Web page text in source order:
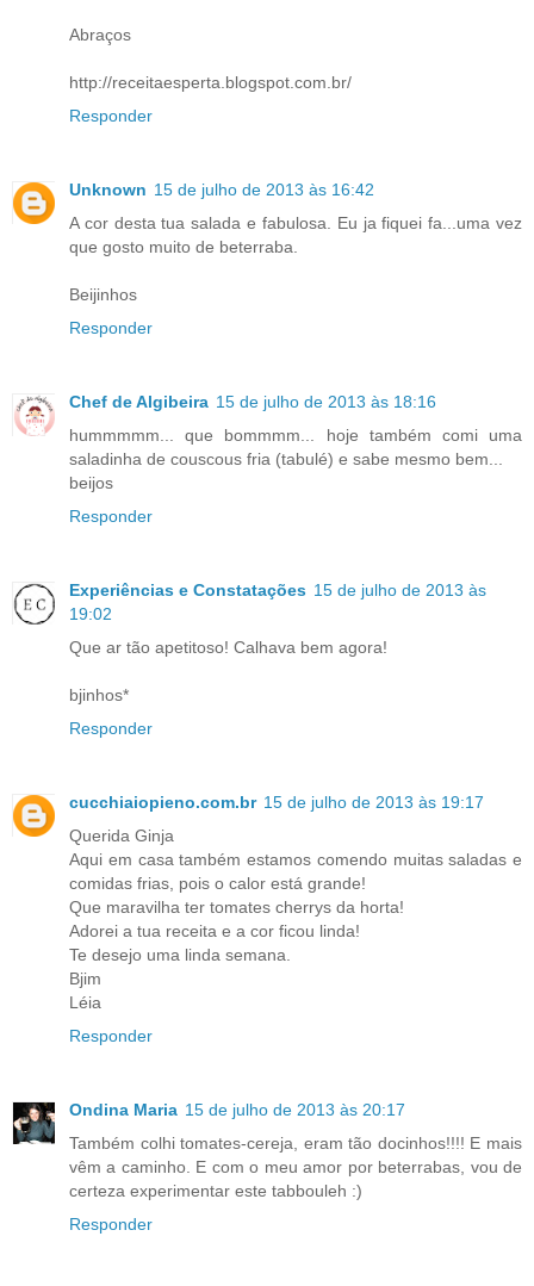
Abraços
http://receitaesperta.blogspot.com.br/
Responder
Unknown 15 de julho de 2013 às 16:42
A cor desta tua salada e fabulosa. Eu ja fiquei fa...uma vez
que gosto muito de beterraba.
Beijinhos
Responder
Chef de Algibeira 15 de julho de 2013 às 18:16
hummmmm... que bommmm... hoje também comi uma
saladinha de couscous fria (tabulé) e sabe mesmo bem...
beijos
Responder
Experiências e Constatações 15 de julho de 2013 às
19:02
Que ar tão apetitoso! Calhava bem agora!
bjinhos*
Responder
cucchiaiopieno.com.br 15 de julho de 2013 às 19:17
Querida Ginja
Aqui em casa também estamos comendo muitas saladas e
comidas frias, pois o calor está grande!
Que maravilha ter tomates cherrys da horta!
Adorei a tua receita e a cor ficou linda!
Te desejo uma linda semana.
Bjim
Léia
Responder
Ondina Maria 15 de julho de 2013 às 20:17
Também colhi tomates-cereja, eram tão docinhos!!!! E mais
vêm a caminho. E com o meu amor por beterrabas, vou de
certeza experimentar este tabbouleh :)
Responder